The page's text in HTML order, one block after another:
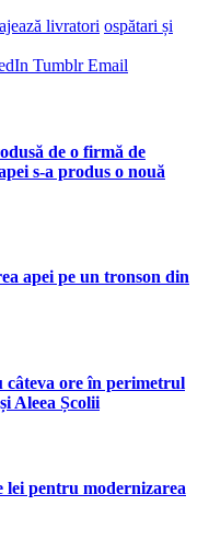
livratori ospătari și
Tumblr Email
de o firmă de
s-a produs o nouă
apei pe un tronson din
câteva ore în perimetrul
Aleea Școlii
lei pentru modernizarea